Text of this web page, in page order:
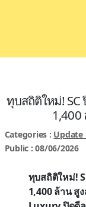
ทุบสถิติใหม่! SC
Categories : Update
Public : 08/06/2026
ทุบสถิติใหม่!
1,400 ล้าน สู